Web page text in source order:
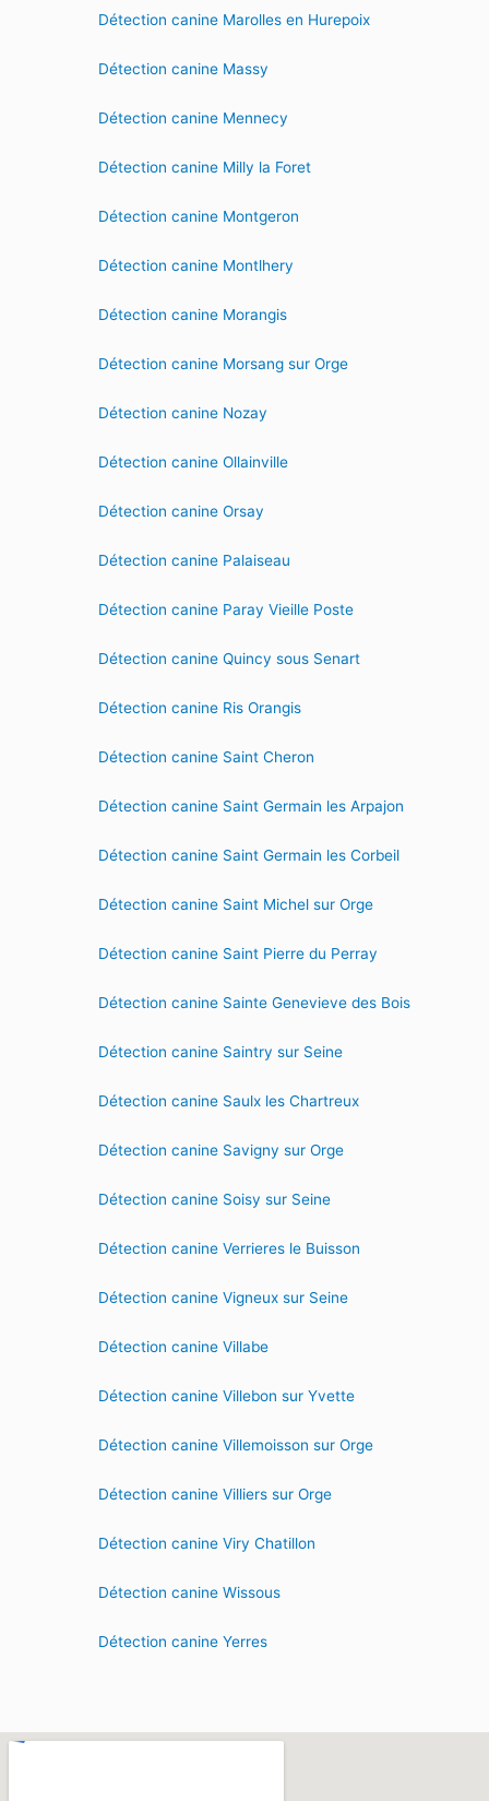
Détection canine Marolles en Hurepoix
Détection canine Massy
Détection canine Mennecy
Détection canine Milly la Foret
Détection canine Montgeron
Détection canine Montlhery
Détection canine Morangis
Détection canine Morsang sur Orge
Détection canine Nozay
Détection canine Ollainville
Détection canine Orsay
Détection canine Palaiseau
Détection canine Paray Vieille Poste
Détection canine Quincy sous Senart
Détection canine Ris Orangis
Détection canine Saint Cheron
Détection canine Saint Germain les Arpajon
Détection canine Saint Germain les Corbeil
Détection canine Saint Michel sur Orge
Détection canine Saint Pierre du Perray
Détection canine Sainte Genevieve des Bois
Détection canine Saintry sur Seine
Détection canine Saulx les Chartreux
Détection canine Savigny sur Orge
Détection canine Soisy sur Seine
Détection canine Verrieres le Buisson
Détection canine Vigneux sur Seine
Détection canine Villabe
Détection canine Villebon sur Yvette
Détection canine Villemoisson sur Orge
Détection canine Villiers sur Orge
Détection canine Viry Chatillon
Détection canine Wissous
Détection canine Yerres